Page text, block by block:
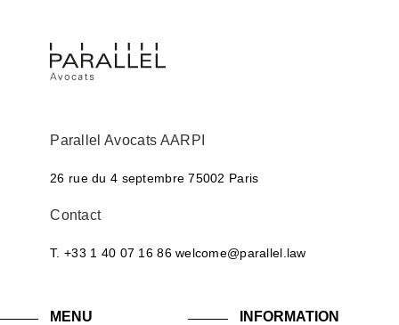
Parallel Avocats AARPI
26 rue du 4 septembre 75002 Paris
Contact
T. +33 1 40 07 16 86 welcome@parallel.law
MENU INFORMATION